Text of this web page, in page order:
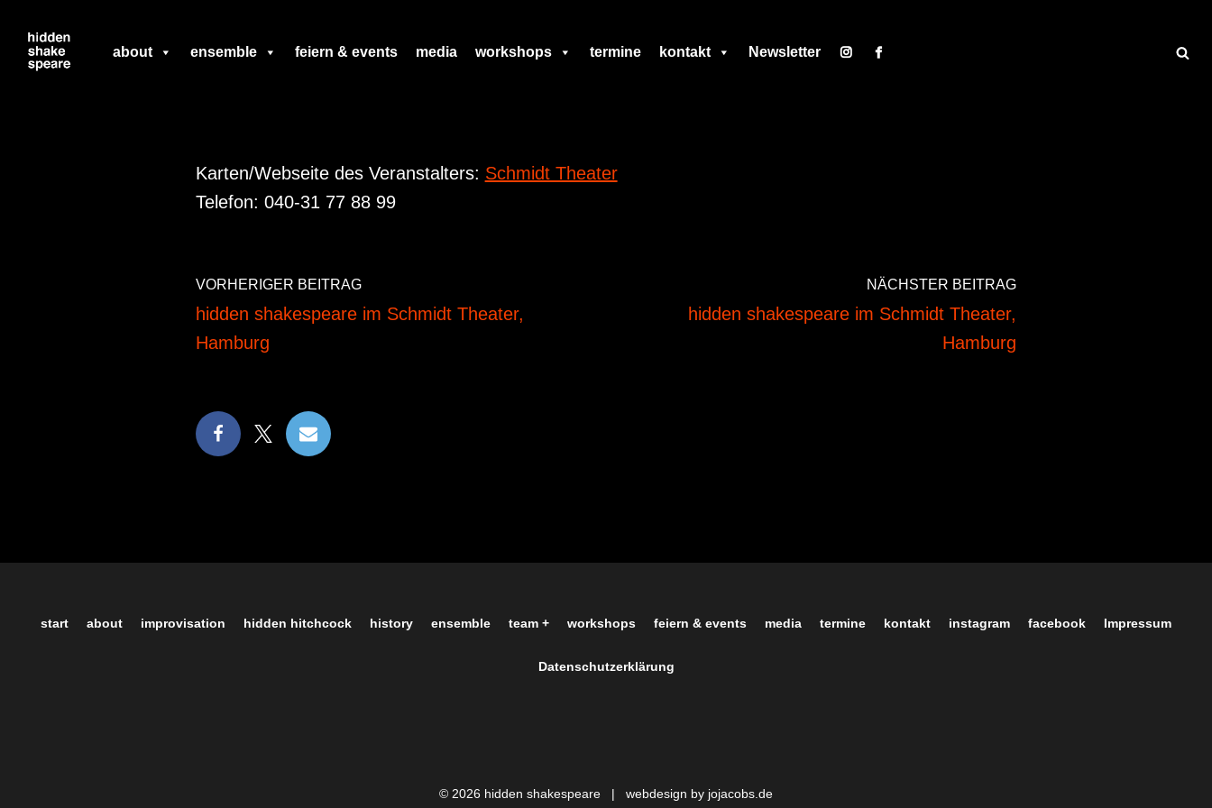
Zum
about ensemble feiern & events media workshops termine kontakt Newsletter
Karten/Webseite des Veranstalters: Schmidt Theater
Telefon: 040-31 77 88 99
VORHERIGER BEITRAG
hidden shakespeare im Schmidt Theater,
Hamburg
NÄCHSTER BEITRAG
hidden shakespeare im Schmidt Theater,
Hamburg
start about improvisation hidden hitchcock history ensemble team + workshops feiern & events media termine kontakt instagram facebook Impressum
Datenschutzerklärung
© 2026 hidden shakespeare | webdesign by jojacobs.de